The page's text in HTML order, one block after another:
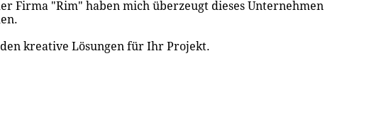
Firma "Rim" haben mich überzeugt dieses Unternehmen
kreative Lösungen für Ihr Projekt.